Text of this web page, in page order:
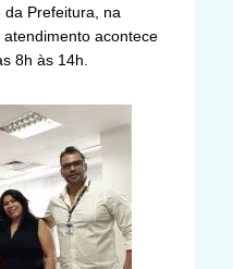
da Prefeitura, na
acontece
8h às 14h.